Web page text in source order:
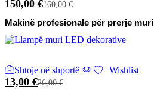
150,00 €160,00€
Makinë profesionale për prerje muri
Shtoje në shportë Wishlist
13,00 €26,00€